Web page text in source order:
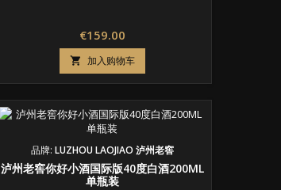
价
格
€159.00
 加入购物车
品牌: LUZHOU LAOJIAO 泸州老窖
泸州老窖你好小酒国际版40度白酒200ML
单瓶装